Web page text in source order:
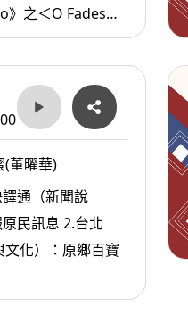
》之＜O Fades因
活資訊）：紓壓
(董曜華)
通（新聞說
息 2.台北
化）：原鄉百寶